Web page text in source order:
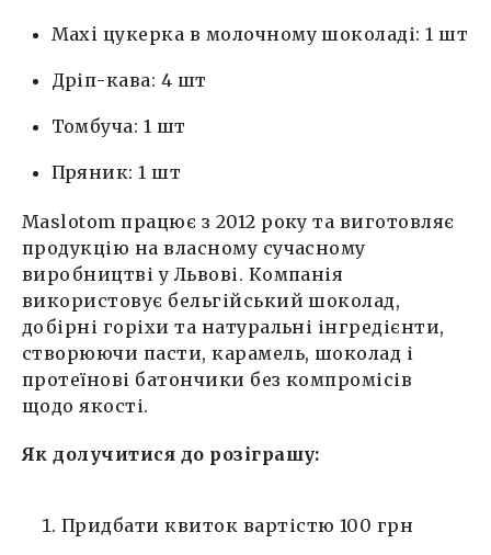
Maxi цукерка в молочному шоколаді: 1 шт
Дріп-кава: 4 шт
Томбуча: 1 шт
Пряник: 1 шт
Maslotom працює з 2012 року та виготовляє
продукцію на власному сучасному
виробництві у Львові. Компанія
використовує бельгійський шоколад,
добірні горіхи та натуральні інгредієнти,
створюючи пасти, карамель, шоколад і
протеїнові батончики без компромісів
щодо якості.
Як долучитися до розіграшу:
Придбати квиток вартістю 100 грн